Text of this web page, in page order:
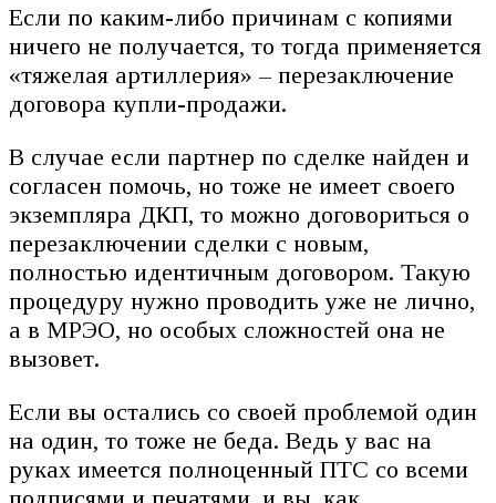
Если по каким-либо причинам с копиями
ничего не получается, то тогда применяется
«тяжелая артиллерия» – перезаключение
договора купли-продажи.
В случае если партнер по сделке найден и
согласен помочь, но тоже не имеет своего
экземпляра ДКП, то можно договориться о
перезаключении сделки с новым,
полностью идентичным договором. Такую
процедуру нужно проводить уже не лично,
а в МРЭО, но особых сложностей она не
вызовет.
Если вы остались со своей проблемой один
на один, то тоже не беда. Ведь у вас на
руках имеется полноценный ПТС со всеми